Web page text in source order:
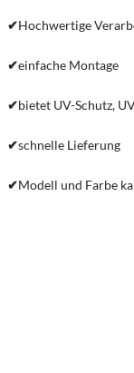
✔Hochwertige
✔einfache Montage
✔bietet UV-Schutz,
✔schnelle Lieferung
✔Modell und Farbe